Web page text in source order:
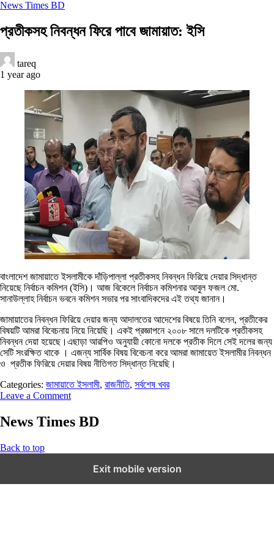
News Times BD
প্রতীকসহ নিবন্ধন ফিরে পাবে জামায়াত: ইসি
tareq
1 year ago
বাংলাদেশ জামায়াতে ইসলামীকে দাঁড়িপাল্লা প্রতীকসহ নিবন্ধন ফিরিয়ে দেয়ার সিদ্ধান্ত
নিয়েছে নির্বাচন কমিশন (ইসি)। আজ বিকেলে নির্বাচন কমিশনার আবুল ফজল মো.
সানাউল্লাহ নির্বাচন ভবনে কমিশন সভার পর সাংবাদিকদের এই তথ্য জানান।
জামায়াতের নিবন্ধন ফিরিয়ে দেয়ার জন্য আদালতের আদেশের বিষয়ে তিনি বলেন, প্রতীকের
বিষয়টি আমরা বিবেচনায় নিয়ে নিয়েছি। একই প্রজ্ঞাপনে ২০০৮ সালে দলটিকে প্রতীকসহ
নিবন্ধন দেয়া হয়েছে।এছাড়া আরপিও অনুযায়ী কোনো দলকে প্রতীক দিলে সেই দলের জন্য
সেটি সংরক্ষিত থাকে । এজন্য সার্বিক বিষয় বিবেচনা করে আমরা জামায়েত ইসলামীর নিবন্ধন
ও প্রতীক ফিরিয়ে দেয়ার বিষয় নীতিগত সিদ্ধান্ত নিয়েছি।
Categories: জামায়াতে ইসলামী, রাজনীতি, সর্বশেষ খবর
Leave a Comment
News Times BD
Back to top
Exit mobile version